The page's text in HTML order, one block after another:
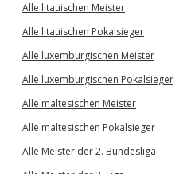
Alle litauischen Meister
Alle litauischen Pokalsieger
Alle luxemburgischen Meister
Alle luxemburgischen Pokalsieger
Alle maltesischen Meister
Alle maltesischen Pokalsieger
Alle Meister der 2. Bundesliga